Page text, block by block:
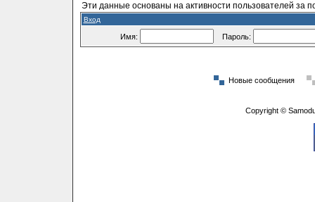
Эти данные основаны на активности пользователей за
Вход
Имя: Пароль:
Новые сообщения
Copyright ©